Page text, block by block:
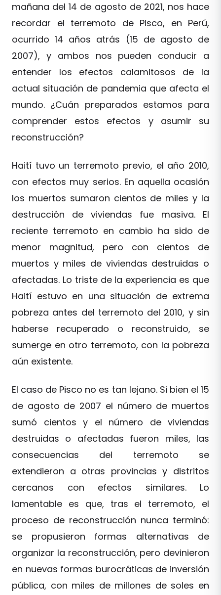
mañana del 14 de agosto de 2021, nos hace
recordar el terremoto de Pisco, en Perú,
ocurrido 14 años atrás (15 de agosto de
2007), y ambos nos pueden conducir a
entender los efectos calamitosos de la
actual situación de pandemia que afecta el
mundo. ¿Cuán preparados estamos para
comprender estos efectos y asumir su
reconstrucción?
Haití tuvo un terremoto previo, el año 2010,
con efectos muy serios. En aquella ocasión
los muertos sumaron cientos de miles y la
destrucción de viviendas fue masiva. El
reciente terremoto en cambio ha sido de
menor magnitud, pero con cientos de
muertos y miles de viviendas destruidas o
afectadas. Lo triste de la experiencia es que
Haití estuvo en una situación de extrema
pobreza antes del terremoto del 2010, y sin
haberse recuperado o reconstruido, se
sumerge en otro terremoto, con la pobreza
aún existente.
El caso de Pisco no es tan lejano. Si bien el 15
de agosto de 2007 el número de muertos
sumó cientos y el número de viviendas
destruidas o afectadas fueron miles, las
consecuencias del terremoto se
extendieron a otras provincias y distritos
cercanos con efectos similares. Lo
lamentable es que, tras el terremoto, el
proceso de reconstrucción nunca terminó:
se propusieron formas alternativas de
organizar la reconstrucción, pero devinieron
en nuevas formas burocráticas de inversión
pública, con miles de millones de soles en